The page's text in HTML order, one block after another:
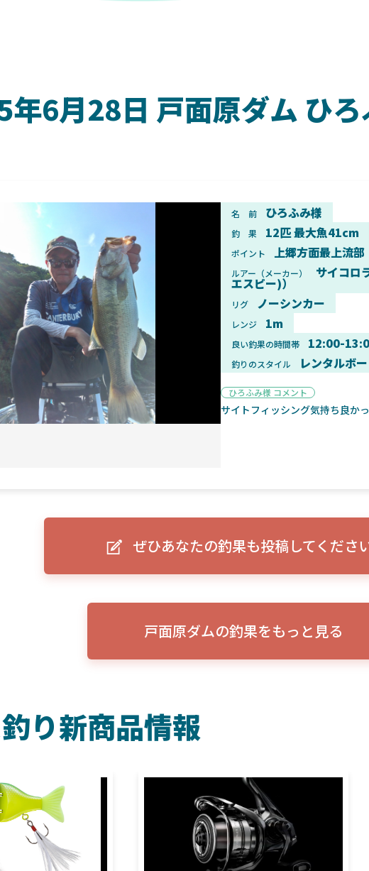
年6月28日 戸面原ダム ひ
名 前 ひろふみ様
釣 果 12匹 最大魚41cm
ポイント 上郷方面最上流部
ルアー（メーカー） サイコロ
エスピー)）
リグ ノーシンカー
レンジ 1m
良い釣果の時間帯 12:00-
釣りのスタイル レンタルボ
ひろふみ様 コメント
サイトフィッシング気持ち良か
ぜひあなたの釣果も投稿してくださ
戸面原ダムの釣果をもっと見る
り新商品情報
ド！自重155gと超軽
の違いも解説！
2025年1月28日
2025年11月発売予定！DAIWA ふく魚／ちび
ふく魚はビッグベイト初心者におすすめ！
2025年9月16日
意
アイ（EAGLE EYE）」
ELowrance EAGLE 7/9インチ トリプルショ
魚探
ロ
た